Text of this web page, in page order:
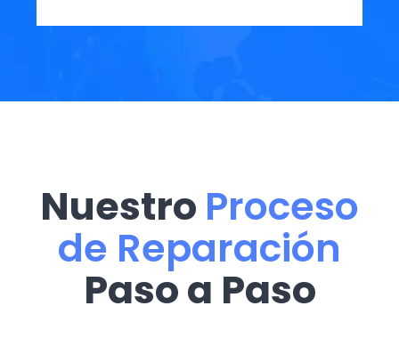
Nuestro Proceso
de Reparación
Paso a Paso